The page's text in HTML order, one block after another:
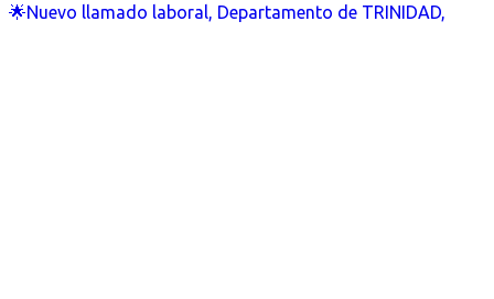
🌟Nuevo llamado laboral, Departamento de TRINIDAD,